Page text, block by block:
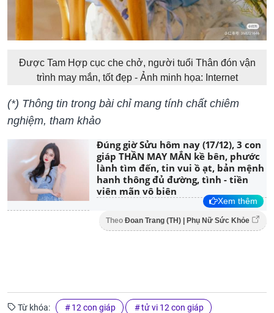
Được Tam Hợp cục che chở, người tuổi Thân đón vận
trình may mắn, tốt đẹp - Ảnh minh họa: Internet
(*) Thông tin trong bài chỉ mang tính chất chiêm
nghiệm, tham khảo
Đúng giờ Sửu hôm nay (17/12), 3 con
giáp THẦN MAY MẮN kề bên, phước
lành tìm đến, tin vui ồ ạt, bản mệnh
hanh thông đủ đường, tình - tiền
viên mãn vô biên
Xem thêm
Theo Đoan Trang (TH) | Phụ Nữ Sức Khỏe
Từ khóa: 12 con giáp tử vi 12 con giáp